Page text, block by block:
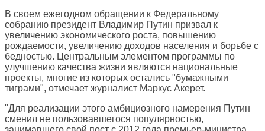
В своем ежегодном обращении к Федеральному
собранию президент Владимир Путин призвал к
увеличению экономического роста, повышению
рождаемости, увеличению доходов населения и борьбе с
бедностью. Центральным элементом программы по
улучшению качества жизни являются национальные
проекты, многие из которых остались "бумажными
тиграми", отмечает журналист Маркус Акерет.
"Для реализации этого амбициозного намерения Путин
сменил не пользовавшегося популярностью,